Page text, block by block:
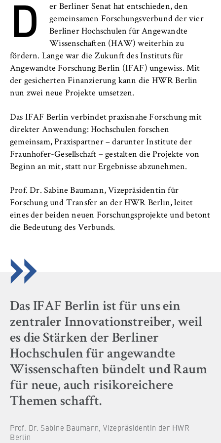
i
n
r
l
i
n
S
c
h
o
o
l
o
f
E
c
m
s
a
n
d
L
a
w
Neuigkeiten
Veranstaltungen
Personen und Kontakte
Formulare
FB 3 Allgemeine Verwaltung
FB 4 Rechtspflege
Sicherheitsmanagement
Berlin Professional School
Organisation der Hochschule
Stellenangebote
D
er Berliner Senat hat entschieden, den
gemeinsamen Forschungsverbund der vier
Berliner Hochschulen für Angewandte
Wissenschaften (HAW) weiterhin zu
fördern. Lange war die Zukunft des Instituts für
Angewandte Forschung Berlin (IFAF) ungewiss. Mit
der gesicherten Finanzierung kann die HWR Berlin
nun zwei neue Projekte umsetzen.
Das IFAF Berlin verbindet praxisnahe Forschung mit
direkter Anwendung: Hochschulen forschen
gemeinsam, Praxispartner – darunter Institute der
Fraunhofer-Gesellschaft – gestalten die Projekte von
Beginn an mit, statt nur Ergebnisse abzunehmen.
Prof. Dr. Sabine Baumann, Vizepräsidentin für
Forschung und Transfer an der HWR Berlin, leitet
eines der beiden neuen Forschungsprojekte und betont
die Bedeutung des Verbunds.
Das IFAF Berlin ist für uns ein
zentraler Innovationstreiber, weil
es die Stärken der Berliner
Hochschulen für angewandte
Wissenschaften bündelt und Raum
für neue, auch risikoreichere
Themen schafft.
Prof. Dr. Sabine Baumann, Vizepräsidentin der HWR
Berlin
Anbieter:
Betreiber dieser Website
Zweck:
Speichert den Zustimmungsstatus des
Benutzers für Cookies auf der aktuellen
Domäne. Dadurch wird verhindert, dass das
Cookie-Banner bei jedem erneuten Aufruf
der Website wiederholt angezeigt wird.
Cookie Laufzeit:
1 Jahr
TYPO3 Frontend Nutzer
Name:
fe_typo_user
Anbieter:
Betreiber dieser Website
Browsersitzung für eingeloggte Frontend-
Session-ID und sorgt dafür, dass der Nutzer
während des Besuchs eingeloggt bleibt.
Cookie Laufzeit:
Für die Dauer der Browsersitzung